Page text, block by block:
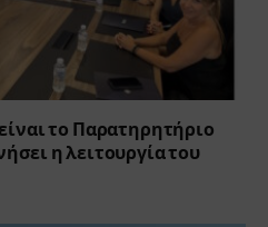
το Παρατηρητήριο
η λειτουργία του